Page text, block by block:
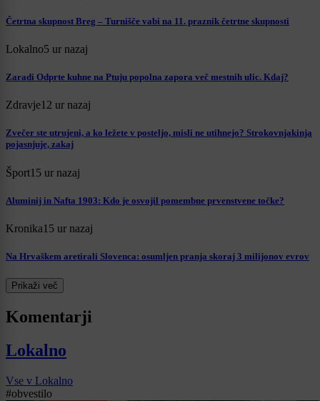
Četrtna skupnost Breg – Turnišče vabi na 11. praznik četrtne skupnosti
Lokalno5 ur nazaj
Zaradi Odprte kuhne na Ptuju popolna zapora več mestnih ulic. Kdaj?
Zdravje12 ur nazaj
Zvečer ste utrujeni, a ko ležete v posteljo, misli ne utihnejo? Strokovnjakinja
pojasnjuje, zakaj
Šport15 ur nazaj
Aluminij in Nafta 1903: Kdo je osvojil pomembne prvenstvene točke?
Kronika15 ur nazaj
Na Hrvaškem aretirali Slovenca: osumljen pranja skoraj 3 milijonov evrov
Prikaži več
Komentarji
Lokalno
Vse v Lokalno
#obvestilo